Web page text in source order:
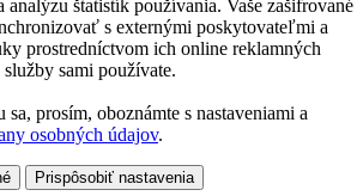
analýzu štatistík používania. Vaše zašifrované
s externými poskytovateľmi a
prostredníctvom ich online reklamných
sami používate.
sa, prosím, oboznámte s nastaveniami a
osobných údajov.
Prispôsobiť nastavenia